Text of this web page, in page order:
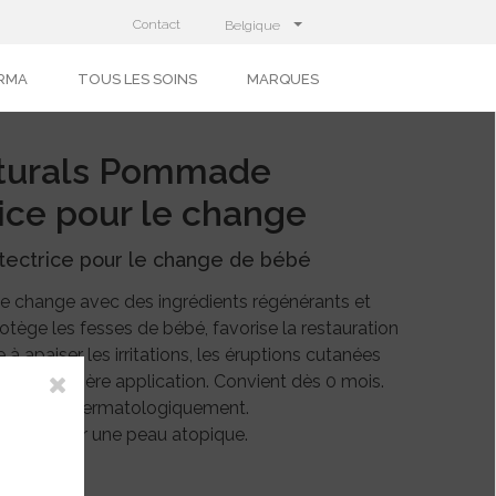
Contact Belgique
TOUS LES SOINS MARQUES
Pommade
pour le change
pour le change de bébé
change avec des ingrédients régénérants et
les fesses de bébé, favorise la restauration
à apaiser les irritations, les éruptions cutanées
la première application. Convient dès 0 mois.
et dermatologiquement.
Testé sur une peau atopique.